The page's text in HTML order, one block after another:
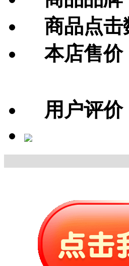
商品点击
本店售价
用户评价